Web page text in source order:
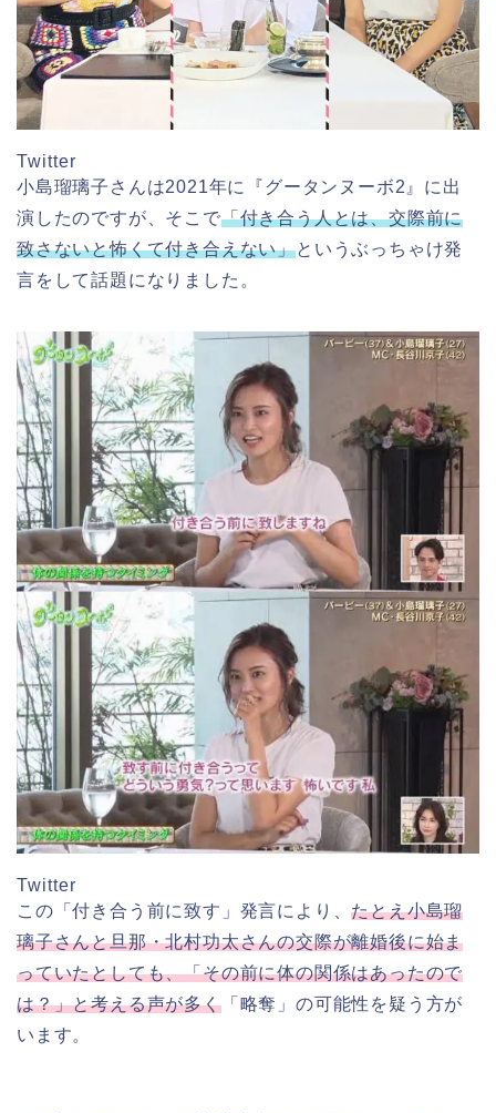
Twitter
小島瑠璃子さんは2021年に『グータンヌーボ2』に出
演したのですが、そこで「付き合う人とは、交際前に
致さないと怖くて付き合えない」というぶっちゃけ発
言をして話題になりました。
Twitter
この「付き合う前に致す」発言により、たとえ小島瑠
璃子さんと旦那・北村功太さんの交際が離婚後に始ま
っていたとしても、「その前に体の関係はあったので
は？」と考える声が多く「略奪」の可能性を疑う方が
います。